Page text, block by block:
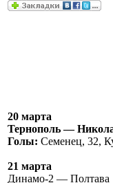
20 марта
Тернополь —
Голы: Семенец, 32,
21 марта
Динамо-2 — Полтава